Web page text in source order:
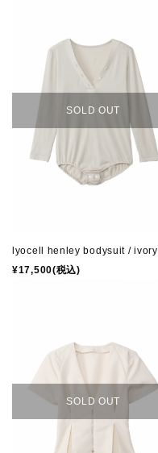
SOLD OUT
lyocell henley bodysuit / ivory
¥17,500(税込)
SOLD OUT